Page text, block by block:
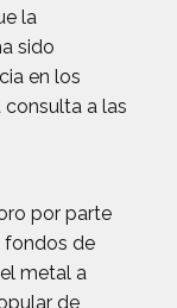
la
sido
en los
a las
por parte
fondos de
metal a
de